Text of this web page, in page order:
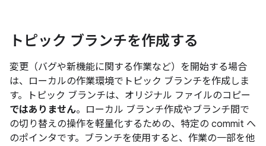
トピック ブランチを作成する
変更（バグや新機能に関する作業など）を開始する場合
は、ローカルの作業環境でトピック ブランチを作成しま
す。トピック ブランチは、オリジナル ファイルのコピー
ではありません。ローカル ブランチ作成やブランチ間で
の切り替えの操作を軽量化するための、特定の commit へ
のポインタです。ブランチを使用すると、作業の一部を他